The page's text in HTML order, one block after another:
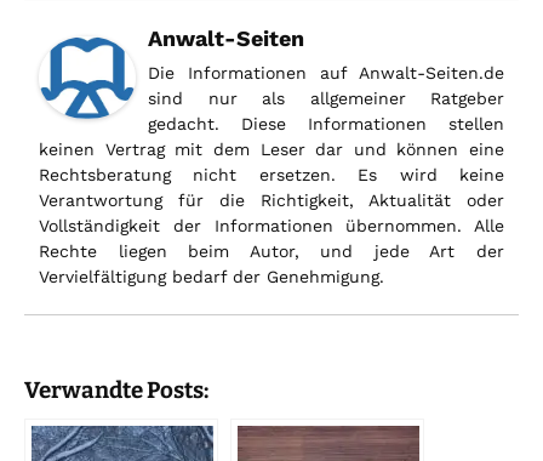
Anwalt-Seiten
Die Informationen auf Anwalt-Seiten.de
sind nur als allgemeiner Ratgeber
gedacht. Diese Informationen stellen
keinen Vertrag mit dem Leser dar und können eine
Rechtsberatung nicht ersetzen. Es wird keine
Verantwortung für die Richtigkeit, Aktualität oder
Vollständigkeit der Informationen übernommen. Alle
Rechte liegen beim Autor, und jede Art der
Vervielfältigung bedarf der Genehmigung.
Verwandte Posts: